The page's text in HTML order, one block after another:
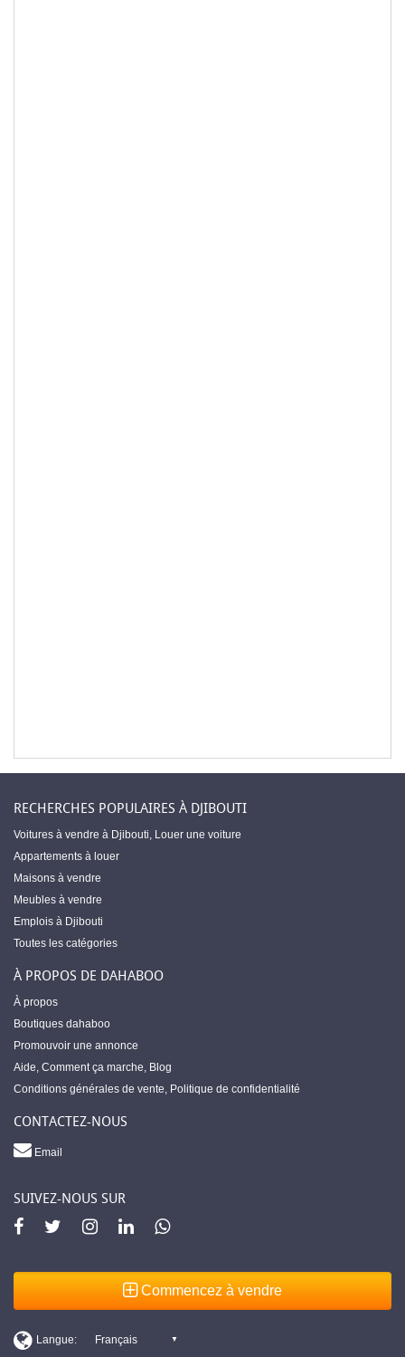
RECHERCHES POPULAIRES À DJIBOUTI
Voitures à vendre à Djibouti, Louer une voiture
Appartements à louer
Maisons à vendre
Meubles à vendre
Emplois à Djibouti
Toutes les catégories
À PROPOS DE DAHABOO
À propos
Boutiques dahaboo
Promouvoir une annonce
Aide, Comment ça marche, Blog
Conditions générales de vente, Politique de confidentialité
CONTACTEZ-NOUS
Email
SUIVEZ-NOUS SUR
Commencez à vendre